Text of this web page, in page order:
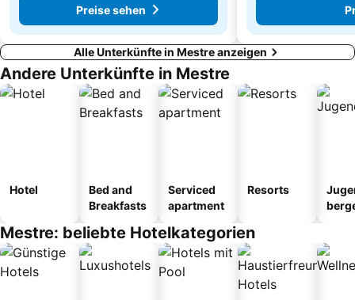
Preise sehen
Alle Unterkünfte in Mestre anzeigen
Andere Unterkünfte in Mestre
Hotel
Bed and
Breakfasts
Serviced
apartment
Resorts
Mestre: beliebte Hotelkategorien